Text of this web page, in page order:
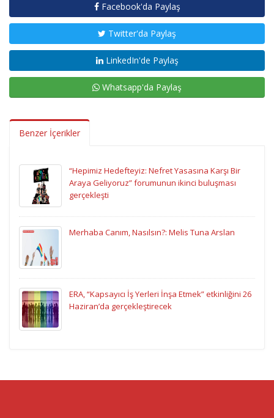
Facebook'da Paylaş
Twitter'da Paylaş
LinkedIn'de Paylaş
Whatsapp'da Paylaş
Benzer İçerikler
“Hepimiz Hedefteyiz: Nefret Yasasına Karşı Bir
Araya Geliyoruz” forumunun ikinci buluşması
gerçekleşti
Merhaba Canım, Nasılsın?: Melis Tuna Arslan
ERA, “Kapsayıcı İş Yerleri İnşa Etmek” etkinliğini 26
Haziran’da gerçekleştirecek